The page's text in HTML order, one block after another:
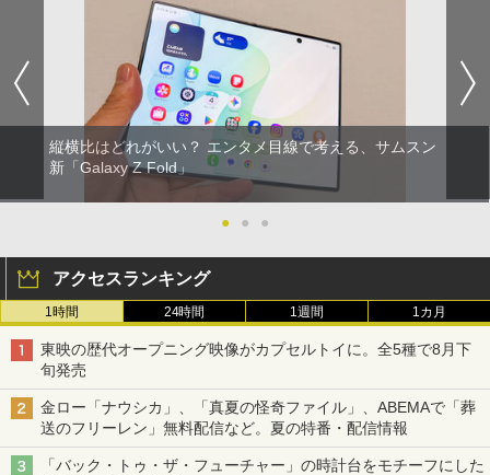
縦横比はどれがいい？ エンタメ目線で考える、サムスン
新「Galaxy Z Fold」
● ● ●
アクセスランキング
1時間 24時間 1週間 1カ月
東映の歴代オープニング映像がカプセルトイに。全5種で8月下
旬発売
金ロー「ナウシカ」、「真夏の怪奇ファイル」、ABEMAで「葬
送のフリーレン」無料配信など。夏の特番・配信情報
「バック・トゥ・ザ・フューチャー」の時計台をモチーフにした